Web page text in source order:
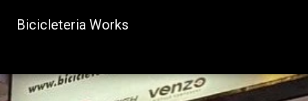
Bicicleteria Works